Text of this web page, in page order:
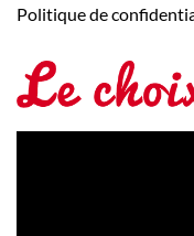
Politique de